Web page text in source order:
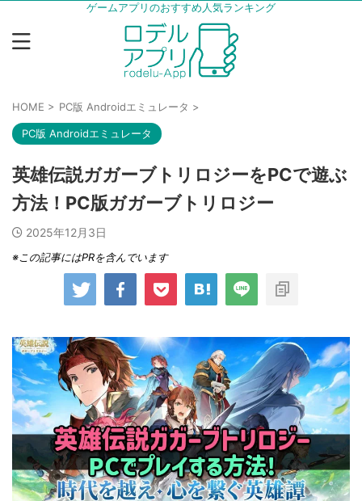
ゲームアプリのおすすめ人気ランキング
HOME > PC版 Androidエミュレータ >
PC版 Androidエミュレータ
英雄伝説ガガーブトリロジーをPCで遊ぶ
方法！PC版ガガーブトリロジー
2025年12月3日
※この記事にはPRを含んでいます